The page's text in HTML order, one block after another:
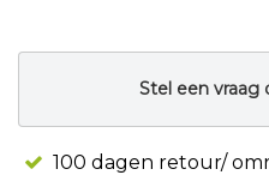
Stel een vraag
100 dagen retour/